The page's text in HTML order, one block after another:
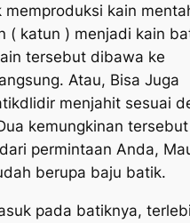
memproduksi kain
( katun ) menjadi kain
tersebut dibawa ke
Atau, Bisa Juga
menjahit sesuai
kemungkinan tersebut
permintaan Anda,
berupa baju batik.
pada batiknya,